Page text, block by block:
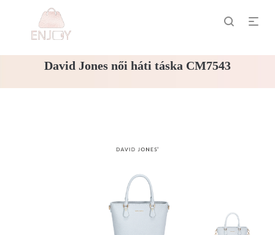
David Jones női háti táska CM7543